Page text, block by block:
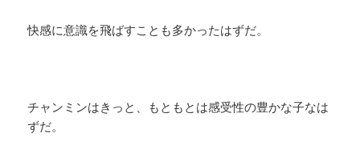
快感に意識を飛ばすことも多かったはずだ。
チャンミンはきっと、もともとは感受性の豊かな子なは
ずだ。